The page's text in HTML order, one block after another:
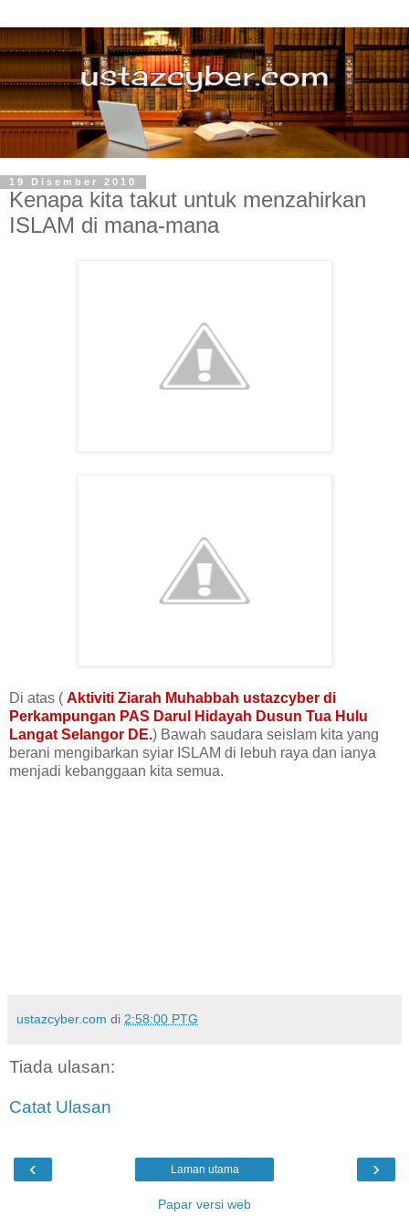
19 Disember 2010
Kenapa kita takut untuk menzahirkan
ISLAM di mana-mana
Di atas ( Aktiviti Ziarah Muhabbah ustazcyber di
Perkampungan PAS Darul Hidayah Dusun Tua Hulu
Langat Selangor DE.) Bawah saudara seislam kita yang
berani mengibarkan syiar ISLAM di lebuh raya dan ianya
menjadi kebanggaan kita semua.
ustazcyber.com di 2:58:00 PTG
Tiada ulasan:
Catat Ulasan
‹ ›
Laman utama
Papar versi web